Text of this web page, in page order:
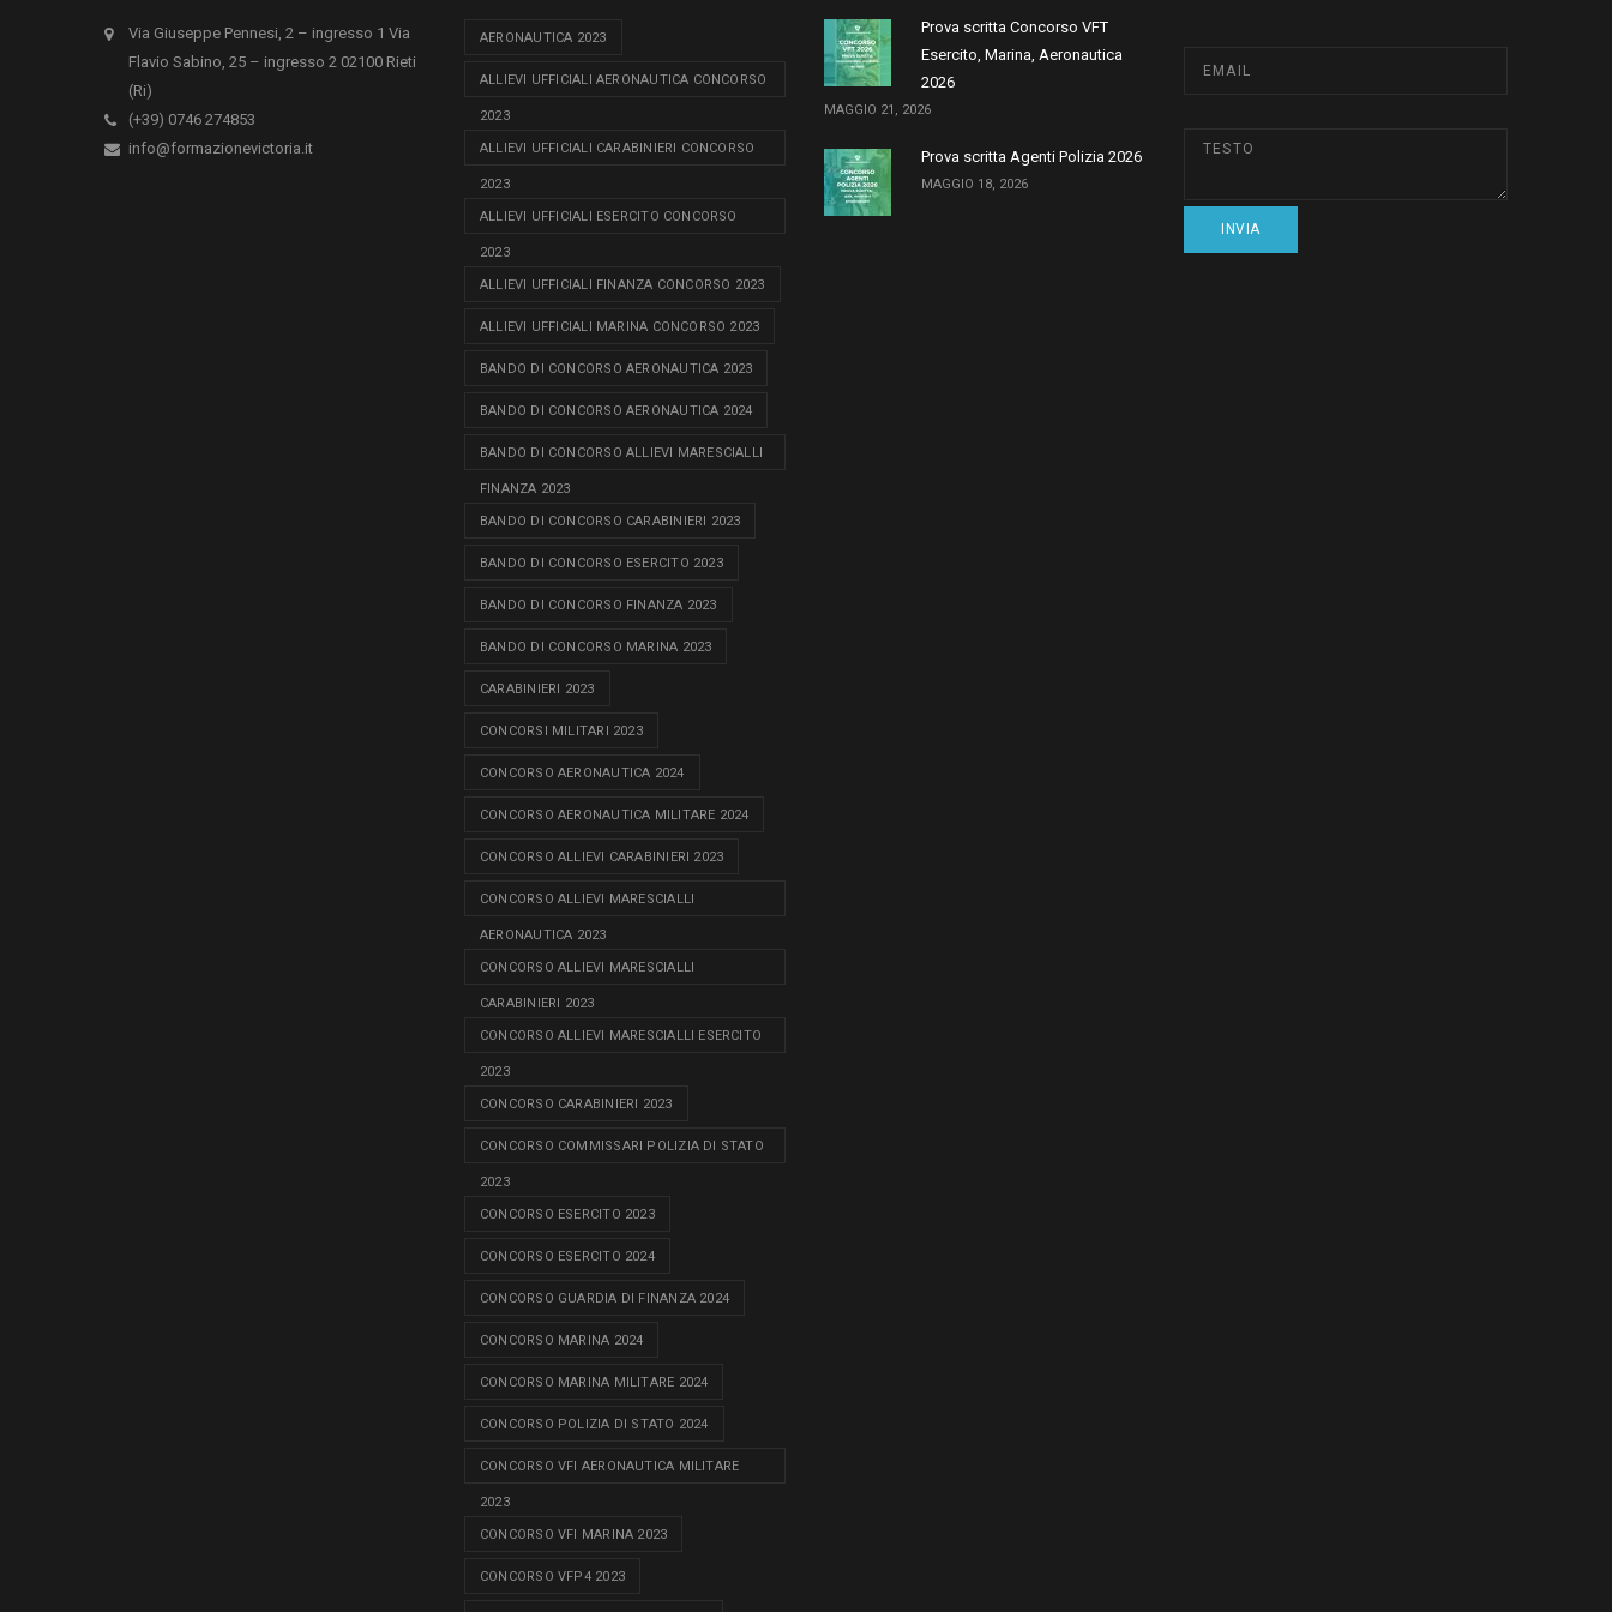
Via Giuseppe Pennesi, 2 – ingresso 1 Via
Flavio Sabino, 25 – ingresso 2 02100 Rieti
(Ri)
(+39) 0746 274853
info@formazionevictoria.it
AERONAUTICA 2023
ALLIEVI UFFICIALI AERONAUTICA CONCORSO
2023
ALLIEVI UFFICIALI CARABINIERI CONCORSO
2023
ALLIEVI UFFICIALI ESERCITO CONCORSO
2023
ALLIEVI UFFICIALI FINANZA CONCORSO 2023
ALLIEVI UFFICIALI MARINA CONCORSO 2023
BANDO DI CONCORSO AERONAUTICA 2023
BANDO DI CONCORSO AERONAUTICA 2024
BANDO DI CONCORSO ALLIEVI MARESCIALLI
FINANZA 2023
BANDO DI CONCORSO CARABINIERI 2023
BANDO DI CONCORSO ESERCITO 2023
BANDO DI CONCORSO FINANZA 2023
BANDO DI CONCORSO MARINA 2023
CARABINIERI 2023
CONCORSI MILITARI 2023
CONCORSO AERONAUTICA 2024
CONCORSO AERONAUTICA MILITARE 2024
CONCORSO ALLIEVI CARABINIERI 2023
CONCORSO ALLIEVI MARESCIALLI
AERONAUTICA 2023
CONCORSO ALLIEVI MARESCIALLI
CARABINIERI 2023
CONCORSO ALLIEVI MARESCIALLI ESERCITO
2023
CONCORSO CARABINIERI 2023
CONCORSO COMMISSARI POLIZIA DI STATO
2023
CONCORSO ESERCITO 2023
CONCORSO ESERCITO 2024
CONCORSO GUARDIA DI FINANZA 2024
CONCORSO MARINA 2024
CONCORSO MARINA MILITARE 2024
CONCORSO POLIZIA DI STATO 2024
CONCORSO VFI AERONAUTICA MILITARE
2023
CONCORSO VFI MARINA 2023
CONCORSO VFP4 2023
Prova scritta Concorso VFT
Esercito, Marina, Aeronautica
2026
MAGGIO 21, 2026
Prova scritta Agenti Polizia 2026
MAGGIO 18, 2026